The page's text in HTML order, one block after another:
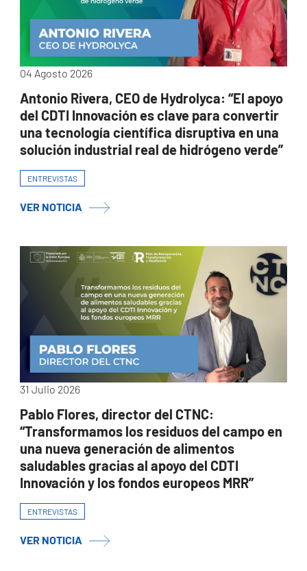
04 Agosto 2026
Antonio Rivera, CEO de Hydrolyca: “El apoyo
del CDTI Innovación es clave para convertir
una tecnología científica disruptiva en una
solución industrial real de hidrógeno verde”
ENTREVISTAS
VER NOTICIA
31 Julio 2026
Pablo Flores, director del CTNC:
“Transformamos los residuos del campo en
una nueva generación de alimentos
saludables gracias al apoyo del CDTI
Innovación y los fondos europeos MRR”
ENTREVISTAS
VER NOTICIA